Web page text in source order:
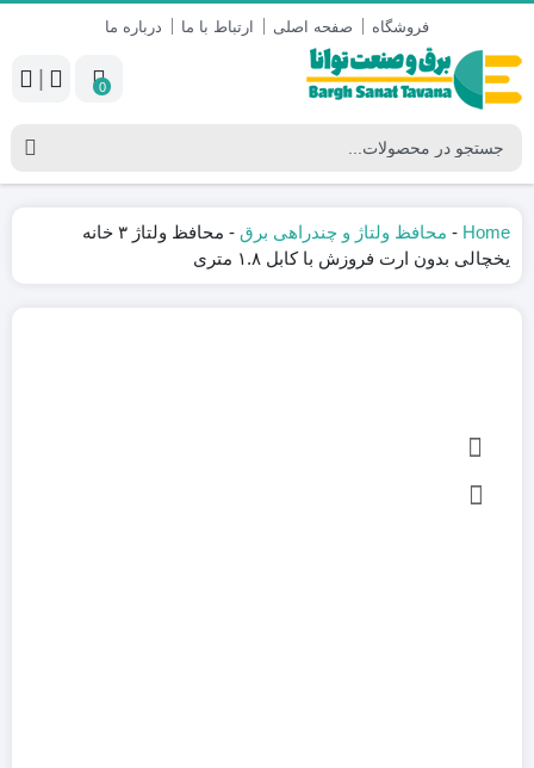
فروشگاه صفحه اصلی ارتباط با ما درباره ما
0
|
Home
- محافظ ولتاژ و چندراهی برق -
محافظ ولتاژ ۳ خانه
یخچالی بدون ارت فروزش با کابل ۱.۸ متری